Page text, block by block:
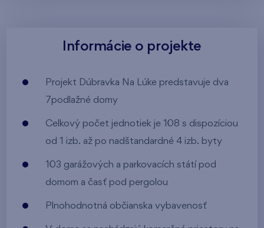
Informácie o projekte
Projekt Dúbravka Na Lúke predstavuje dva
7podlažné domy
Celkový počet jednotiek je 108 s dispozíciou
od 1 izb. až po nadštandardné 4 izb. byty
103 garážových a parkovacích státí pod
domom a časť pod pergolou
Plnohodnotná občianska vybavenosť